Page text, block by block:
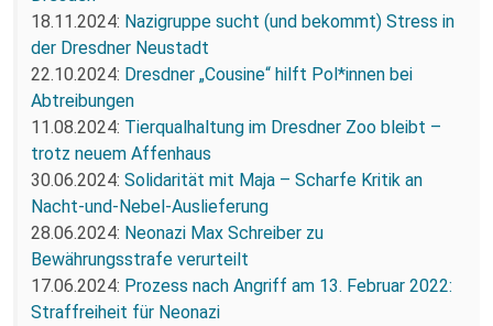
18.11.2024: Nazigruppe sucht (und bekommt) Stress in
der Dresdner Neustadt
22.10.2024: Dresdner „Cousine“ hilft Pol*innen bei
Abtreibungen
11.08.2024: Tierqualhaltung im Dresdner Zoo bleibt –
trotz neuem Affenhaus
30.06.2024: Solidarität mit Maja – Scharfe Kritik an
Nacht-und-Nebel-Auslieferung
28.06.2024: Neonazi Max Schreiber zu
Bewährungsstrafe verurteilt
17.06.2024: Prozess nach Angriff am 13. Februar 2022:
Straffreiheit für Neonazi